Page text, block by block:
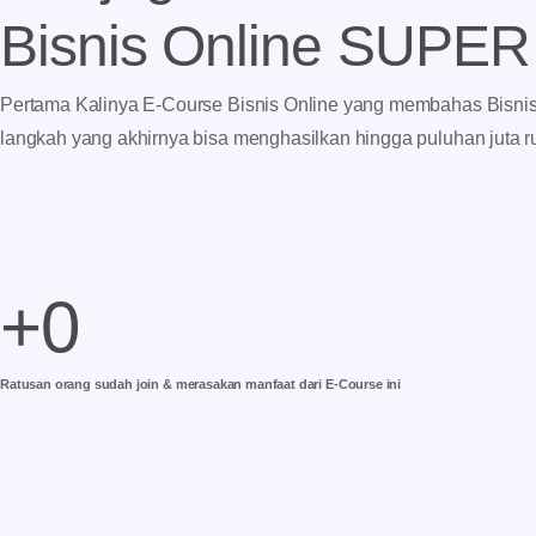
Bisnis Online
Pertama Kalinya E-Course Bisnis Online yang membahas
langkah yang akhirnya bisa menghasilkan hingga puluhan
+0
Ratusan orang sudah join & merasakan manfaat dari E-Course ini